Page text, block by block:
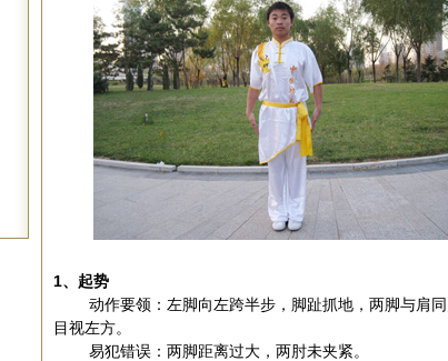
1、 起势
动作要领：左脚向左跨半步，脚趾抓地，两脚与肩
目视左方。
易犯错误：两脚距离过大，两肘未夹紧。